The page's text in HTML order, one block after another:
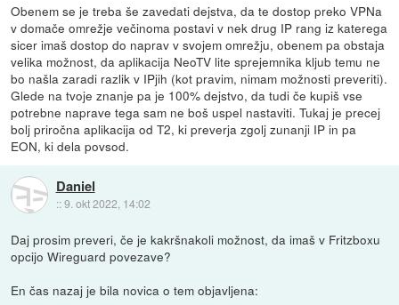
Obenem se je treba še zavedati dejstva, da te dostop preko VPNa
v domače omrežje večinoma postavi v nek drug IP rang iz katerega
sicer imaš dostop do naprav v svojem omrežju, obenem pa obstaja
velika možnost, da aplikacija NeoTV lite sprejemnika kljub temu ne
bo našla zaradi razlik v IPjih (kot pravim, nimam možnosti preveriti).
Glede na tvoje znanje pa je 100% dejstvo, da tudi če kupiš vse
potrebne naprave tega sam ne boš uspel nastaviti. Tukaj je precej
bolj priročna aplikacija od T2, ki preverja zgolj zunanji IP in pa
EON, ki dela povsod.
Daniel
::9. okt 2022, 14:02
Daj prosim preveri, če je kakršnakoli možnost, da imaš v Fritzboxu
opcijo Wireguard povezave?
En čas nazaj je bila novica o tem objavljena: